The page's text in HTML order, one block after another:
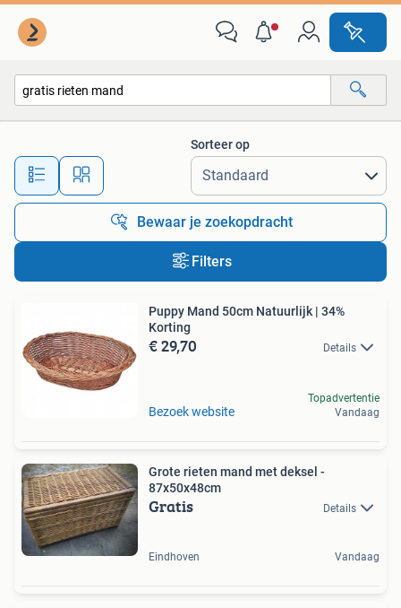
Alle afstanden…
Sorteer op
Bewaar je zoekopdracht
Filters
Puppy Mand 50cm Natuurlijk | 34%
Korting
€ 29,70 Details
Bezoek website
Topadvertentie
Vandaag
Grote rieten mand met deksel -
87x50x48cm
Gratis Details
Eindhoven Vandaag